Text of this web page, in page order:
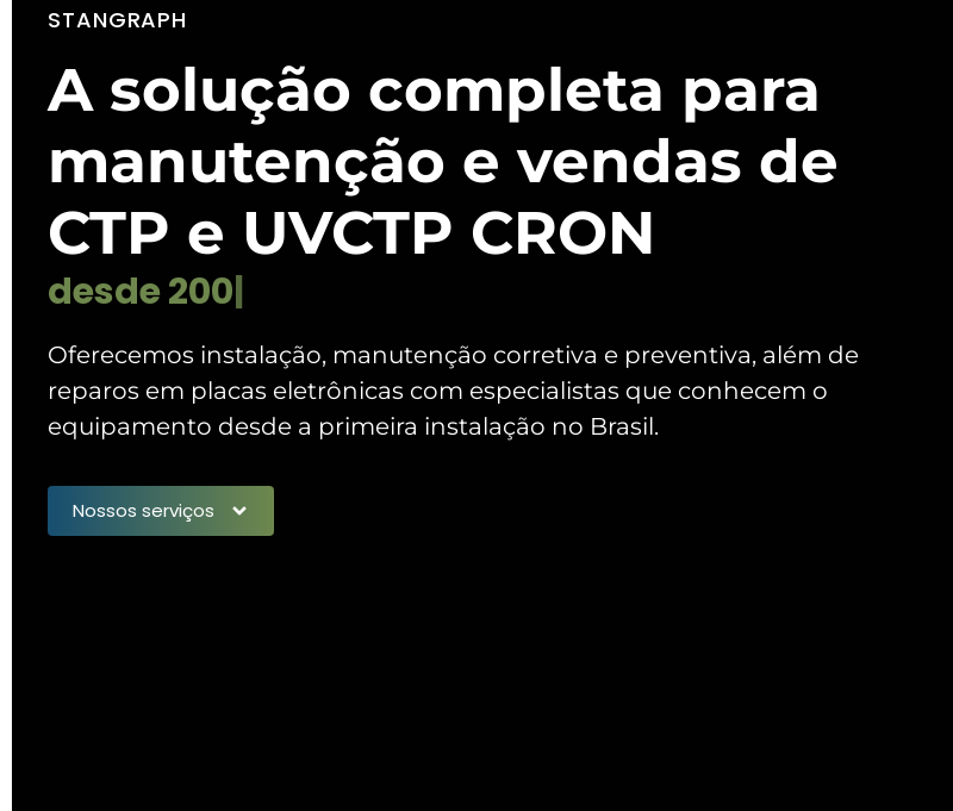
STANGRAPH
A solução completa para
manutenção e vendas de
CTP e UVCTP CRON
desde2009
Oferecemos instalação, manutenção corretiva e preventiva, além de
reparos em placas eletrônicas com especialistas que conhecem o
equipamento desde a primeira instalação no Brasil.
Nossos serviços